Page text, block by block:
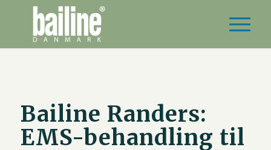
Bailine Randers:
EMS-behandling til